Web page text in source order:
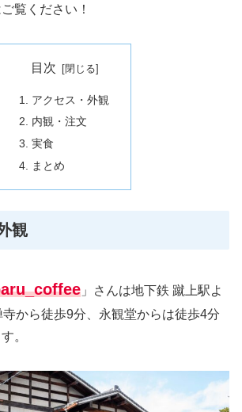
覧ください！
目次
アクセス・外観
内観・注文
実食
まとめ
観
」さんは地下鉄 蹴上駅よ
寺から徒歩9分、永観堂からは徒歩4分
。